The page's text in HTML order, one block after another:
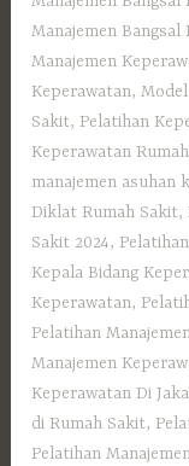
Manajemen Bangsal
Manajemen
Keperawatan,
Sakit, Pelatihan
Keperawatan
manajemen asuhan
Diklat Rumah Sakit,
Sakit 2024,
Kepala Bidang
Keperawatan,
Pelatihan
Manajemen
Keperawatan Di
di Rumah Sakit,
Pelatihan